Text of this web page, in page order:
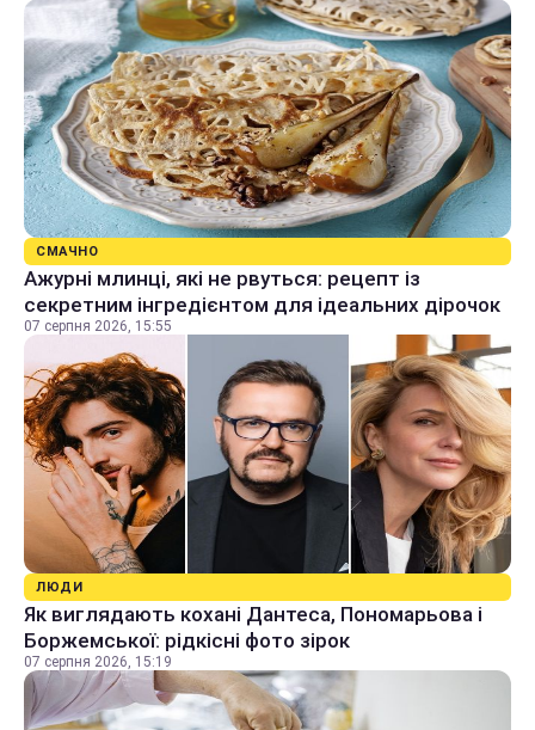
СМАЧНО
Ажурні млинці, які не рвуться: рецепт із
секретним інгредієнтом для ідеальних дірочок
07 серпня 2026, 15:55
ЛЮДИ
Як виглядають кохані Дантеса, Пономарьова і
Боржемської: рідкісні фото зірок
07 серпня 2026, 15:19